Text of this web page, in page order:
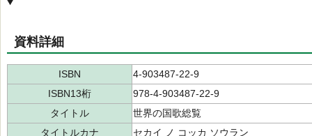
資料詳細
ISBN
4-903487-22-9
ISBN13桁
978-4-903487-22-9
タイトル
世界の国歌総覧
タイトルカナ
セカイ ノ コッカ ソウラン